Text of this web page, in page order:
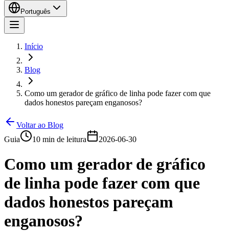
Português
Início
Blog
Como um gerador de gráfico de linha pode fazer com que
dados honestos pareçam enganosos?
Voltar ao Blog
Guia
10 min de leitura 2026-06-30
Como um gerador de gráfico
de linha pode fazer com que
dados honestos pareçam
enganosos?